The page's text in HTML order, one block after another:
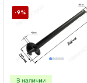
В наличии
-9%